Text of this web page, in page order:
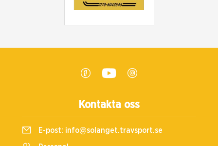
Kontakta oss
E-post: info@solanget.travsport.se